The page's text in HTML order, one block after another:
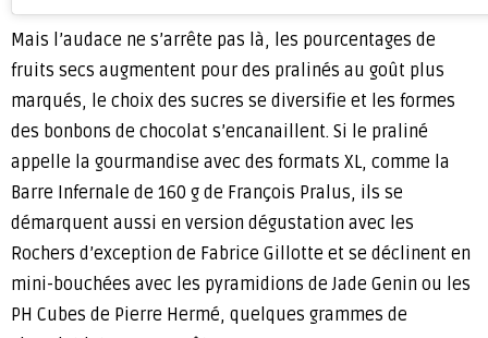
Mais l’audace ne s’arrête pas là, les pourcentages de
fruits secs augmentent pour des pralinés au goût plus
marqués, le choix des sucres se diversifie et les formes
des bonbons de chocolat s’encanaillent. Si le praliné
appelle la gourmandise avec des formats XL, comme la
Barre Infernale de 160 g de François Pralus, ils se
démarquent aussi en version dégustation avec les
Rochers d’exception de Fabrice Gillotte et se déclinent en
mini-bouchées avec les pyramidions de Jade Genin ou les
PH Cubes de Pierre Hermé, quelques grammes de